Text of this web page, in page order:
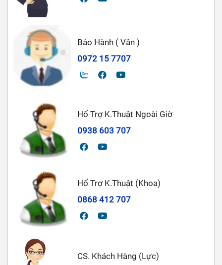
Bảo Hành ( Vân )
0972 15 7707
Hổ Trợ K.Thuật Ngoài Giờ
0938 603 707
Hổ Trợ K.Thuật (Khoa)
0868 412 707
CS. Khách Hàng (Lực)